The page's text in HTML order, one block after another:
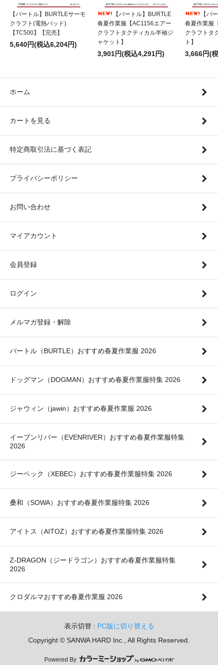
【バートル】BURTLEサーモ
クラフト(電熱パッド)
【TC500】【完売】
5,640円(税込6,204円)
【バートル】BURTLE
春夏作業服【AC1156エアー
クラフトタクティカル半袖ジ
ャケット】
3,901円(税込4,291円)
【バ
春夏作業服
クラフトタ
ト】
3,666円(
ホーム
カートを見る
特定商取引法に基づく表記
プライバシーポリシー
お問い合わせ
マイアカウント
会員登録
ログイン
メルマガ登録・解除
バートル（BURTLE）おすすめ春夏作業服 2026
ドッグマン（DOGMAN）おすすめ春夏作業服特集 2026
ジャウィン（jawin）おすすめ春夏作業服 2026
イーブンリバー（EVENRIVER）おすすめ春夏作業服特集
2026
ジーベック（XEBEC）おすすめ春夏作業服特集 2026
桑和（SOWA）おすすめ春夏作業服特集 2026
アイトス（AITOZ）おすすめ春夏作業服特集 2026
Z-DRAGON（ジードラゴン）おすすめ春夏作業服特集
2026
クロダルマおすすめ春夏作業服 2026
表示切替 : PC版に切り替える
Copyright © SANWA HARD Inc., All Rights Reserved.
Powered By